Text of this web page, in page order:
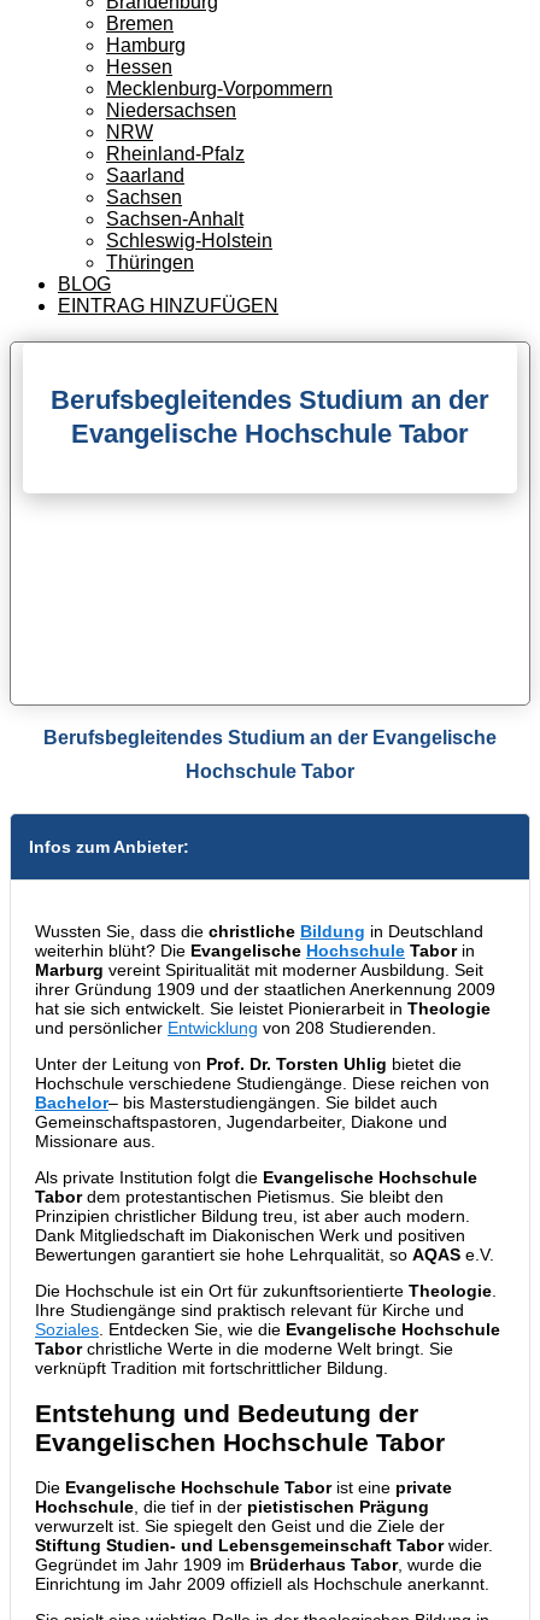
Bremen
Hamburg
Hessen
Mecklenburg-Vorpommern
Niedersachsen
NRW
Rheinland-Pfalz
Saarland
Sachsen
Sachsen-Anhalt
Schleswig-Holstein
Thüringen
BLOG
EINTRAG HINZUFÜGEN
Berufsbegleitendes Studium an der
Evangelische Hochschule Tabor
Berufsbegleitendes Studium an der Evangelische
Hochschule Tabor
Infos zum Anbieter:
Wussten Sie, dass die christliche Bildung in Deutschland
weiterhin blüht? Die Evangelische Hochschule Taborin
Marburg vereint Spiritualität mit moderner Ausbildung. Seit
ihrer Gründung 1909 und der staatlichen Anerkennung 2009
hat sie sich entwickelt. Sie leistet Pionierarbeit in Theologie
und persönlicher Entwicklung von 208 Studierenden.
Unter der Leitung von Prof. Dr. Torsten Uhlig bietet die
Hochschule verschiedene Studiengänge. Diese reichen von
Bachelor– bis Masterstudiengängen. Sie bildet auch
Gemeinschaftspastoren, Jugendarbeiter, Diakone und
Missionare aus.
Als private Institution folgt die Evangelische Hochschule
Tabordem protestantischen Pietismus. Sie bleibt den
Prinzipien christlicher Bildung treu, ist aber auch modern.
Dank Mitgliedschaft im Diakonischen Werk und positiven
Bewertungen garantiert sie hohe Lehrqualität, so AQAS e.V.
Die Hochschule ist ein Ort für zukunftsorientierte Theologie.
Ihre Studiengänge sind praktisch relevant für Kirche und
Soziales. Entdecken Sie, wie die Evangelische Hochschule
Taborchristliche Werte in die moderne Welt bringt. Sie
verknüpft Tradition mit fortschrittlicher Bildung.
Entstehung und Bedeutung der
Evangelischen Hochschule Tabor
Die Evangelische Hochschule Taborist eine private
Hochschule , die tief in der pietistischen Prägung
verwurzelt ist. Sie spiegelt den Geist und die Ziele der
Stiftung Studien- und Lebensgemeinschaft Taborwider.
Gegründet im Jahr 1909 im Brüderhaus Tabor, wurde die
Einrichtung im Jahr 2009 offiziell als Hochschule anerkannt.